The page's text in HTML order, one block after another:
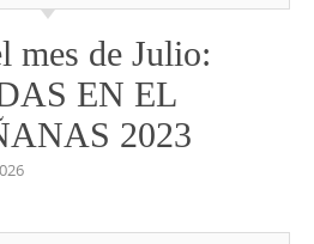
mes de Julio:
EN EL
2023